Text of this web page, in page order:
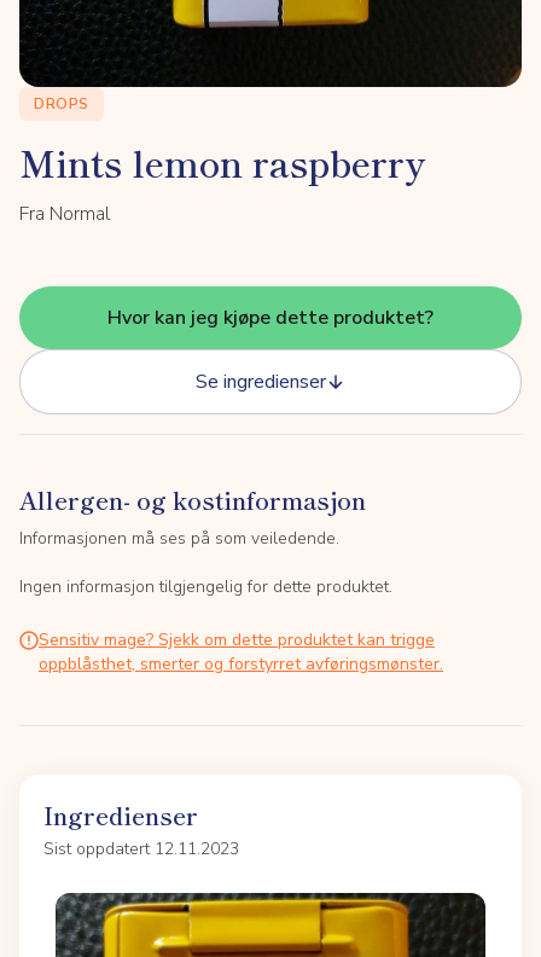
DROPS
Mints lemon raspberry
Fra Normal
Hvor kan jeg kjøpe dette produktet?
Se ingredienser
Allergen- og kostinformasjon
Informasjonen må ses på som veiledende.
Ingen informasjon tilgjengelig for dette produktet.
Sensitiv mage? Sjekk om dette produktet kan trigge
oppblåsthet, smerter og forstyrret avføringsmønster.
Ingredienser
Sist oppdatert 12.11.2023